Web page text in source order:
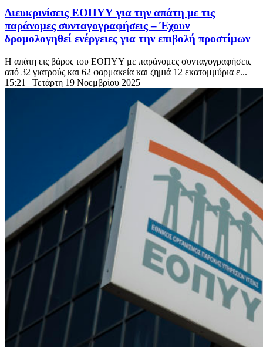
Διευκρινίσεις ΕΟΠΥΥ για την απάτη με τις
παράνομες συνταγογραφήσεις – Έχουν
δρομολογηθεί ενέργειες για την επιβολή προστίμων
Η απάτη εις βάρος του ΕΟΠΥΥ με παράνομες συνταγογραφήσεις
από 32 γιατρούς και 62 φαρμακεία και ζημιά 12 εκατομμύρια ε...
15:21 | Τετάρτη 19 Νοεμβρίου 2025